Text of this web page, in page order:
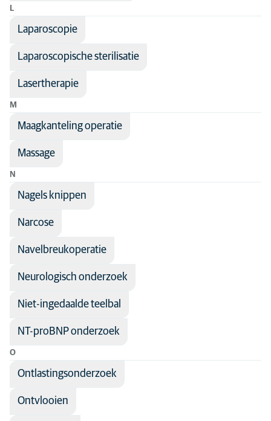
L
Laparoscopie
Laparoscopische sterilisatie
Lasertherapie
M
Maagkanteling operatie
Massage
N
Nagels knippen
Narcose
Navelbreukoperatie
Neurologisch onderzoek
Niet-ingedaalde teelbal
NT-proBNP onderzoek
O
Ontlastingsonderzoek
Ontvlooien